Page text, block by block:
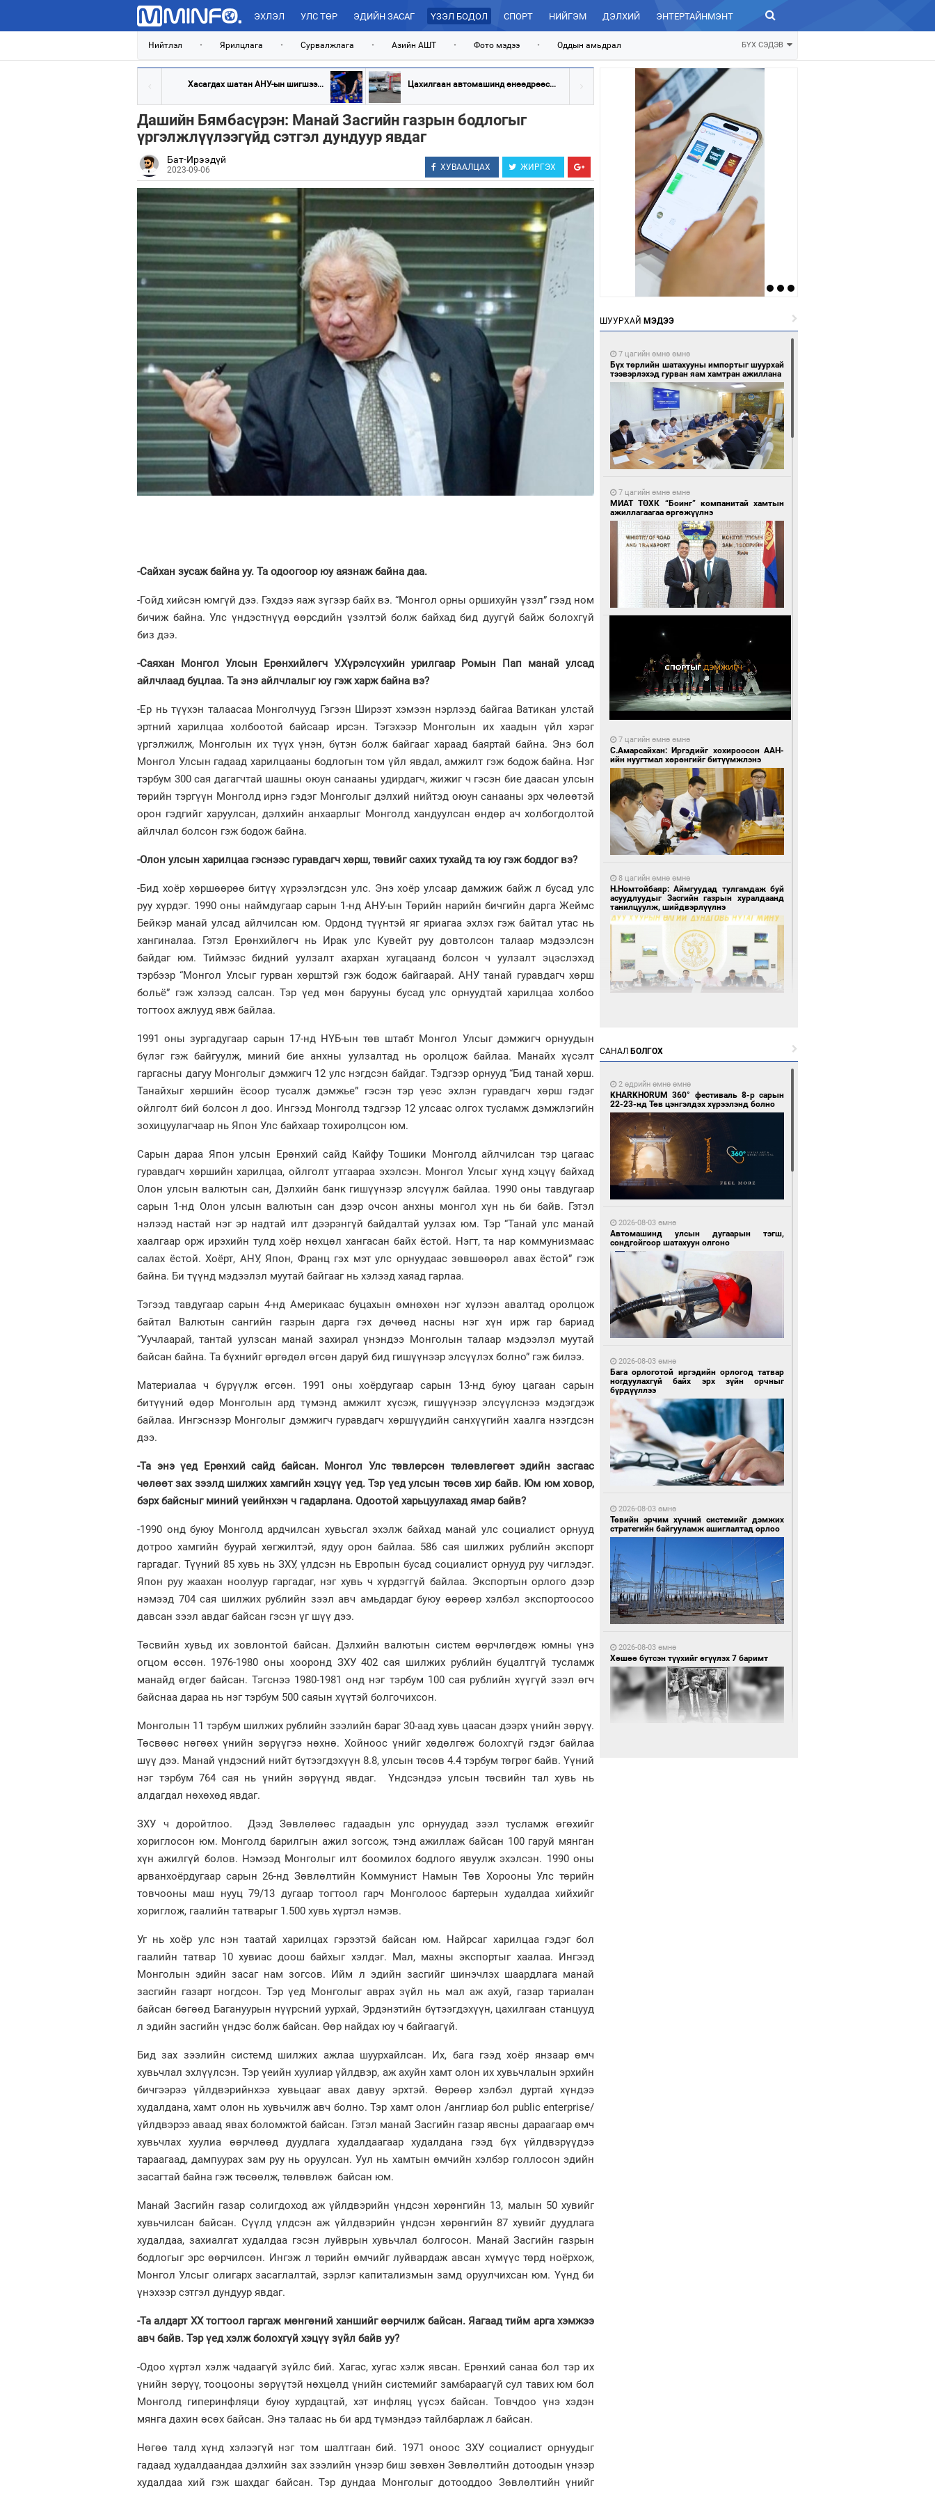
ЭХЛЭЛ УЛС ТӨР ЭДИЙН ЗАСАГ ҮЗЭЛ БОДОЛ СПОРТ НИЙГЭМ ДЭЛХИЙ ЭНТЕРТАЙНМЭНТ ЗУРХАЙ
Нийтлэл • Ярилцлага • Сурвалжлага • Азийн АШТ • Фото мэдээ • Оддын амьдрал БҮХ СЭДЭВ
Хасагдах шатан АНУ-ын шигшээ... Цахилгаан автомашинд өнөөдрөөс...
Дашийн Бямбасүрэн: Манай Засгийн газрын бодлогыг
үргэлжлүүлээгүйд сэтгэл дундуур явдаг
Бат-Ирээдүй
2023-09-06 ХУВААЛЦАХ ЖИРГЭХ
-Сайхан зусаж байна уу. Та одоогоор юу аязнаж байна даа.
-Гойд хийсэн юмгүй дээ. Гэхдээ яаж зүгээр байх вэ. “Монгол орны оршихуйн үзэл” гээд ном
бичиж байна. Улс үндэстнүүд өөрсдийн үзэлтэй болж байхад бид дуугүй байж болохгүй
биз дээ.
-Саяхан Монгол Улсын Ерөнхийлөгч У.Хүрэлсүхийн урилгаар Ромын Пап манай улсад
айлчлаад буцлаа. Та энэ айлчлалыг юу гэж харж байна вэ?
-Ер нь түүхэн талаасаа Монголчууд Гэгээн Ширээт хэмээн нэрлээд байгаа Ватикан улстай
эртний харилцаа холбоотой байсаар ирсэн. Тэгэхээр Монголын их хаадын үйл хэрэг
үргэлжилж, Монголын их түүх үнэн, бүтэн болж байгааг хараад баяртай байна. Энэ бол
Монгол Улсын гадаад харилцааны бодлогын том үйл явдал, амжилт гэж бодож байна. Нэг
тэрбум 300 сая дагагчтай шашны оюун санааны удирдагч, жижиг ч гэсэн бие даасан улсын
төрийн тэргүүн Монголд ирнэ гэдэг Монголыг дэлхий нийтэд оюун санааны эрх чөлөөтэй
орон гэдгийг харуулсан, дэлхийн анхаарлыг Монголд хандуулсан өндөр ач холбогдолтой
айлчлал болсон гэж бодож байна.
-Олон улсын харилцаа гэснээс гуравдагч хөрш, төвийг сахих тухайд та юу гэж боддог вэ?
-Бид хоёр хөршөөрөө битүү хүрээлэгдсэн улс. Энэ хоёр улсаар дамжиж байж л бусад улс
руу хүрдэг. 1990 оны наймдугаар сарын 1-нд АНУ-ын Төрийн нарийн бичгийн дарга Жеймс
Бейкэр манай улсад айлчилсан юм. Ордонд түүнтэй яг яриагаа эхлэх гэж байтал утас нь
хангиналаа. Гэтэл Ерөнхийлөгч нь Ирак улс Кувейт руу довтолсон талаар мэдээлсэн
байдаг юм. Тиймээс бидний уулзалт ахархан хугацаанд болсон ч уулзалт эцэслэхэд
тэрбээр “Монгол Улсыг гурван хөрштэй гэж бодож байгаарай. АНУ танай гуравдагч хөрш
больё” гэж хэлээд салсан. Тэр үед мөн барууны бусад улс орнуудтай харилцаа холбоо
тогтоох ажлууд явж байлаа.
1991 оны зургадугаар сарын 17-нд НҮБ-ын төв штабт Монгол Улсыг дэмжигч орнуудын
бүлэг гэж байгуулж, миний бие анхны уулзалтад нь оролцож байлаа. Манайх хүсэлт
гаргасны дагуу Монголыг дэмжигч 12 улс нэгдсэн байдаг. Тэдгээр орнууд “Бид танай хөрш.
Танайхыг хөршийн ёсоор тусалж дэмжье” гэсэн тэр үеэс эхлэн гуравдагч хөрш гэдэг
ойлголт бий болсон л доо. Ингээд Монголд тэдгээр 12 улсаас олгох тусламж дэмжлэгийн
зохицуулагчаар нь Япон Улс байхаар тохиролцсон юм.
Сарын дараа Япон улсын Ерөнхий сайд Кайфу Тошики Монголд айлчилсан тэр цагаас
гуравдагч хөршийн харилцаа, ойлголт утгаараа эхэлсэн. Монгол Улсыг хүнд хэцүү байхад
Олон улсын валютын сан, Дэлхийн банк гишүүнээр элсүүлж байлаа. 1990 оны тавдугаар
сарын 1-нд Олон улсын валютын сан дээр очсон анхны монгол хүн нь би байв. Гэтэл
нэлээд настай нэг эр надтай илт дээрэнгүй байдалтай уулзах юм. Тэр “Танай улс манай
хаалгаар орж ирэхийн тулд хоёр нөхцөл хангасан байх ёстой. Нэгт, та нар коммунизмаас
салах ёстой. Хоёрт, АНУ, Япон, Франц гэх мэт улс орнуудаас зөвшөөрөл авах ёстой” гэж
байна. Би түүнд мэдээлэл муутай байгааг нь хэлээд хаяад гарлаа.
Тэгээд тавдугаар сарын 4-нд Америкаас буцахын өмнөхөн нэг хүлээн авалтад оролцож
байтал Валютын сангийн газрын дарга гэх дөчөөд насны нэг хүн ирж гар бариад
“Уучлаарай, тантай уулзсан манай захирал үнэндээ Монголын талаар мэдээлэл муутай
байсан байна. Та бүхнийг өргөдөл өгсөн даруй бид гишүүнээр элсүүлэх болно” гэж билээ.
Материалаа ч бүрүүлж өгсөн. 1991 оны хоёрдугаар сарын 13-нд буюу цагаан сарын
битүүний өдөр Монголын ард түмэнд амжилт хүсэж, гишүүнээр элсүүлснээ мэдэгдэж
байлаа. Ингэснээр Монголыг дэмжигч гуравдагч хөршүүдийн санхүүгийн хаалга нээгдсэн
дээ.
-Та энэ үед Ерөнхий сайд байсан. Монгол Улс төвлөрсөн төлөвлөгөөт эдийн засгаас
чөлөөт зах зээлд шилжих хамгийн хэцүү үед. Тэр үед улсын төсөв хир байв. Юм юм ховор,
бэрх байсныг миний үеийнхэн ч гадарлана. Одоотой харьцуулахад ямар байв?
-1990 онд буюу Монголд ардчилсан хувьсгал эхэлж байхад манай улс социалист орнууд
дотроо хамгийн буурай хөгжилтэй, ядуу орон байлаа. 586 сая шилжих рублийн экспорт
гаргадаг. Түүний 85 хувь нь ЗХУ, үлдсэн нь Европын бусад социалист орнууд руу чиглэдэг.
Япон руу жаахан ноолуур гаргадаг, нэг хувь ч хүрдэггүй байлаа. Экспортын орлого дээр
нэмээд 704 сая шилжих рублийн зээл авч амьдардаг буюу өөрөөр хэлбэл экспортоосоо
давсан зээл авдаг байсан гэсэн үг шүү дээ.
Төсвийн хувьд их зовлонтой байсан. Дэлхийн валютын систем өөрчлөгдөж юмны үнэ
огцом өссөн. 1976-1980 оны хооронд ЗХУ 402 сая шилжих рублийн буцалтгүй тусламж
манайд өгдөг байсан. Тэгснээ 1980-1981 онд нэг тэрбум 100 сая рублийн хүүгүй зээл өгч
байснаа дараа нь нэг тэрбум 500 саяын хүүтэй болгочихсон.
Монголын 11 тэрбум шилжих рублийн зээлийн бараг 30-аад хувь цаасан дээрх үнийн зөрүү.
Төсвөөс нөгөөх үнийн зөрүүгээ нөхнө. Хойноос үнийг хөдөлгөж болохгүй гэдэг байлаа
шүү дээ. Манай үндэсний нийт бүтээгдэхүүн 8.8, улсын төсөв 4.4 тэрбум төгрөг байв. Үүний
нэг тэрбум 764 сая нь үнийн зөрүүнд явдаг. Үндсэндээ улсын төсвийн тал хувь нь
алдагдал нөхөхөд явдаг.
ЗХУ ч доройтлоо. Дээд Зөвлөлөөс гадаадын улс орнуудад зээл тусламж өгөхийг
хориглосон юм. Монголд барилгын ажил зогсож, тэнд ажиллаж байсан 100 гаруй мянган
хүн ажилгүй болов. Нэмээд Монголыг илт боомилох бодлого явуулж эхэлсэн. 1990 оны
арванхоёрдугаар сарын 26-нд Зөвлөлтийн Коммунист Намын Төв Хорооны Улс төрийн
товчооны маш нууц 79/13 дугаар тогтоол гарч Монголоос бартерын худалдаа хийхийг
хориглож, гаалийн татварыг 1.500 хувь хүртэл нэмэв.
Уг нь хоёр улс нэн таатай харилцах гэрээтэй байсан юм. Найрсаг харилцаа гэдэг бол
гаалийн татвар 10 хувиас доош байхыг хэлдэг. Мал, махны экспортыг хаалаа. Ингээд
Монголын эдийн засаг нам зогсов. Ийм л эдийн засгийг шинэчлэх шаардлага манай
засгийн газарт ногдсон. Тэр үед Монголыг аврах зүйл нь мал аж ахуй, газар тариалан
байсан бөгөөд Багануурын нүүрсний уурхай, Эрдэнэтийн бүтээгдэхүүн, цахилгаан станцууд
л эдийн засгийн үндэс болж байсан. Өөр найдах юу ч байгаагүй.
Бид зах зээлийн системд шилжих ажлаа шуурхайлсан. Их, бага гээд хоёр янзаар өмч
хувьчлал эхлүүлсэн. Тэр үеийн хуулиар үйлдвэр, аж ахуйн хамт олон их хувьчлалын эрхийн
бичгээрээ үйлдвэрийнхээ хувьцааг авах давуу эрхтэй. Өөрөөр хэлбэл дуртай хүндээ
худалдана, хамт олон нь хувьчилж авч болно. Тэр хамт олон /англиар бол public enterprise/
үйлдвэрээ аваад явах боломжтой байсан. Гэтэл манай Засгийн газар явсны дараагаар өмч
хувьчлах хуулиа өөрчлөөд дуудлага худалдаагаар худалдана гээд бүх үйлдвэрүүдээ
тараагаад, дампуурах зам руу нь оруулсан. Уул нь хамтын өмчийн хэлбэр голлосон эдийн
засагтай байна гэж төсөөлж, төлөвлөж байсан юм.
Манай Засгийн газар солигдоход аж үйлдвэрийн үндсэн хөрөнгийн 13, малын 50 хувийг
хувьчилсан байсан. Сүүлд үлдсэн аж үйлдвэрийн үндсэн хөрөнгийн 87 хувийг дуудлага
худалдаа, захиалгат худалдаа гэсэн луйврын хувьчлал болгосон. Манай Засгийн газрын
бодлогыг эрс өөрчилсөн. Ингэж л төрийн өмчийг луйвардаж авсан хүмүүс төрд ноёрхож,
Монгол Улсыг олигарх засаглалтай, зэрлэг капитализмын замд оруулчихсан юм. Үүнд би
үнэхээр сэтгэл дундуур явдаг.
-Та алдарт ХХ тогтоол гаргаж мөнгөний ханшийг өөрчилж байсан. Яагаад тийм арга хэмжээ
авч байв. Тэр үед хэлж болохгүй хэцүү зүйл байв уу?
-Одоо хүртэл хэлж чадаагүй зүйлс бий. Хагас, хугас хэлж явсан. Ерөнхий санаа бол тэр их
үнийн зөрүү, тооцооны зөрүүтэй нөхцөлд үнийн системийг замбараагүй сул тавих юм бол
Монголд гиперинфляци буюу хурдацтай, хэт инфляц үүсэх байсан. Товчдоо үнэ хэдэн
мянга дахин өсөх байсан. Энэ талаас нь би ард түмэндээ тайлбарлаж л байсан.
Нөгөө талд хүнд хэлээгүй нэг том шалтгаан бий. 1971 оноос ЗХУ социалист орнуудыг
гадаад худалдаандаа дэлхийн зах зээлийн үнээр биш зөвхөн Зөвлөлтийн дотоодын үнээр
худалдаа хий гэж шахдаг байсан. Тэр дундаа Монголыг дотооддоо Зөвлөлтийн үнийг
ШУУРХАЙ МЭДЭЭ
7 цагийн өмнө өмнө
Бүх төрлийн шатахууны импортыг шуурхай
тээвэрлэхэд гурван яам хамтран ажиллана
7 цагийн өмнө өмнө
МИАТ ТӨХК “Боинг” компанитай хамтын
ажиллагаагаа өргөжүүлнэ
7 цагийн өмнө өмнө
С.Амарсайхан: Иргэдийг хохироосон ААН-
ийн нуугтмал хөрөнгийг битүүмжлэнэ
8 цагийн өмнө өмнө
Н.Номтойбаяр: Аймгуудад тулгамдаж буй
асуудлуудыг Засгийн газрын хуралдаанд
танилцуулж, шийдвэрлүүлнэ
дугаартай автомашинтай иргэдэд шатахуун
олгоно
16 цагийн өмнө өмнө
С.Бямбацогт Зүүн Азийн эрэгтэйчүүдийн
тамирчдад амжилт хүслээ
16 цагийн өмнө өмнө
Согтуугаар тээврийн хэрэгсэл жолоодсон
95 зөрчил бүртгэгдлээ
16 цагийн өмнө өмнө
Автобензин, дизель түлшний онцгой албан
татварыг тэглэлээ
16 цагийн өмнө өмнө
Санхүүгийн хэмнэлтийн горимд эрүүл
мэндийн салбар хамаарахгүй
САНАЛ БОЛГОХ
2 өдрийн өмнө өмнө
KHARKHORUM 360° фестиваль 8-р сарын
22-23-нд Төв цэнгэлдэх хүрээлэнд болно
2026-08-03 өмнө
Автомашинд улсын дугаарын тэгш,
сондгойгоор шатахуун олгоно
2026-08-03 өмнө
Бага орлоготой иргэдийн орлогод татвар
ногдуулахгүй байх эрх зүйн орчныг
бүрдүүллээ
2026-08-03 өмнө
Төвийн эрчим хүчний системийг дэмжих
стратегийн байгууламж ашиглалтад орлоо
2026-08-03 өмнө
Хөшөө бүтсэн түүхийг өгүүлэх 7 баримт